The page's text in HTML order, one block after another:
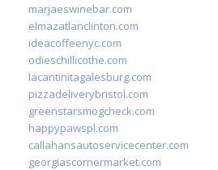
marjaeswinebar.com
elmazatlanclinton.com
ideacoffeenyc.com
odieschillicothe.com
lacantinitagalesburg.com
pizzadeliverybristol.com
greenstarsmogcheck.com
happypawspl.com
callahansautoservicecenter.com
georgiascornermarket.com